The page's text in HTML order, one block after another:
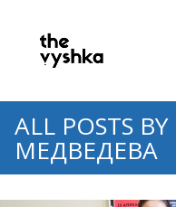
ALL POSTS BY
МЕДВЕДЕВА